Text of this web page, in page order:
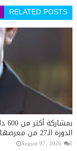
RELATED POSTS
الدورة الـ27 من معرضها الدولي للكتاب
August 07, 2026 0